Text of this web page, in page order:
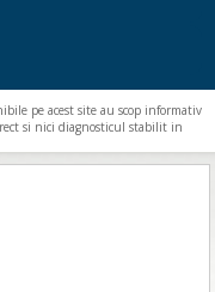
pe acest site au scop informativ
si nici diagnosticul stabilit in